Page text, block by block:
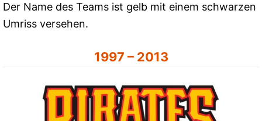
Der Name des Teams ist gelb mit einem schwarzen
Umriss versehen.
1997 – 2013